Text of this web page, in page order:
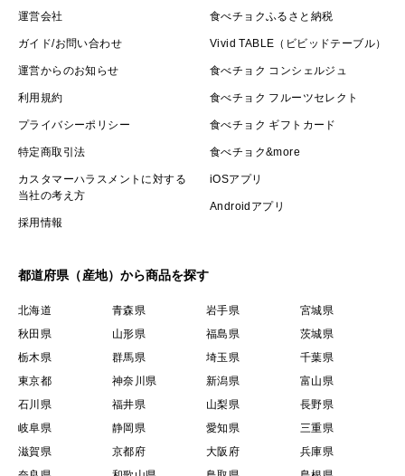
運営会社
ガイド/お問い合わせ
運営からのお知らせ
利用規約
プライバシーポリシー
特定商取引法
カスタマーハラスメントに対する
当社の考え方
採用情報
食べチョクふるさと納税
Vivid TABLE（ビビッドテーブル）
食べチョク コンシェルジュ
食べチョク フルーツセレクト
食べチョク ギフトカード
食べチョク&more
iOSアプリ
Androidアプリ
都道府県（産地）から商品を探す
北海道 青森県 岩手県
宮城県
秋田県
山形県 福島県
茨城県
栃木県
群馬県 埼玉県
千葉県
東京都
神奈川県 新潟県
富山県
石川県
福井県 山梨県
長野県
岐阜県
静岡県 愛知県
三重県
滋賀県
京都府 大阪府
兵庫県